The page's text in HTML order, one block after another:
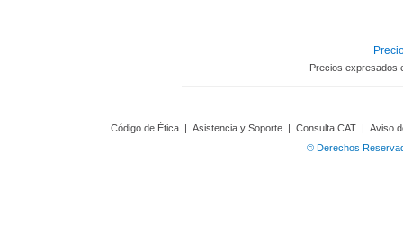
Precios expresados
Código de Ética | Asistencia y Soporte | Consulta CAT | Aviso
© Derechos